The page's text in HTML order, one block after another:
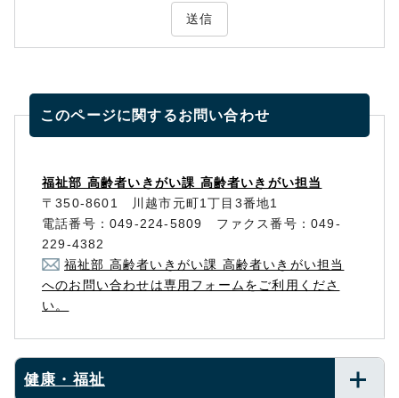
送信
このページに関するお問い合わせ
福祉部 高齢者いきがい課 高齢者いきがい担当
〒350-8601 川越市元町1丁目3番地1
電話番号：049-224-5809 ファクス番号：049-
229-4382
福祉部 高齢者いきがい課 高齢者いきがい担当
へのお問い合わせは専用フォームをご利用くださ
い。
健康・福祉